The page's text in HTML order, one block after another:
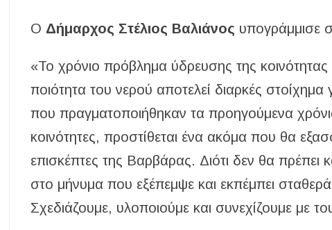
Ο Δήμαρχος Στέλιος Βαλιάνος υπογράμμισε
«Το χρόνιο πρόβλημα ύδρευσης της
ποιότητα του νερού αποτελεί διαρκές
που πραγματοποιήθηκαν τα προηγούμενα
κοινότητες, προστίθεται ένα ακόμα που θα
επισκέπτες της Βαρβάρας. Διότι δεν θα πρέπει
στο μήνυμα που εξέπεμψε και εκπέμπει
Σχεδιάζουμε, υλοποιούμε και συνεχίζουμε με